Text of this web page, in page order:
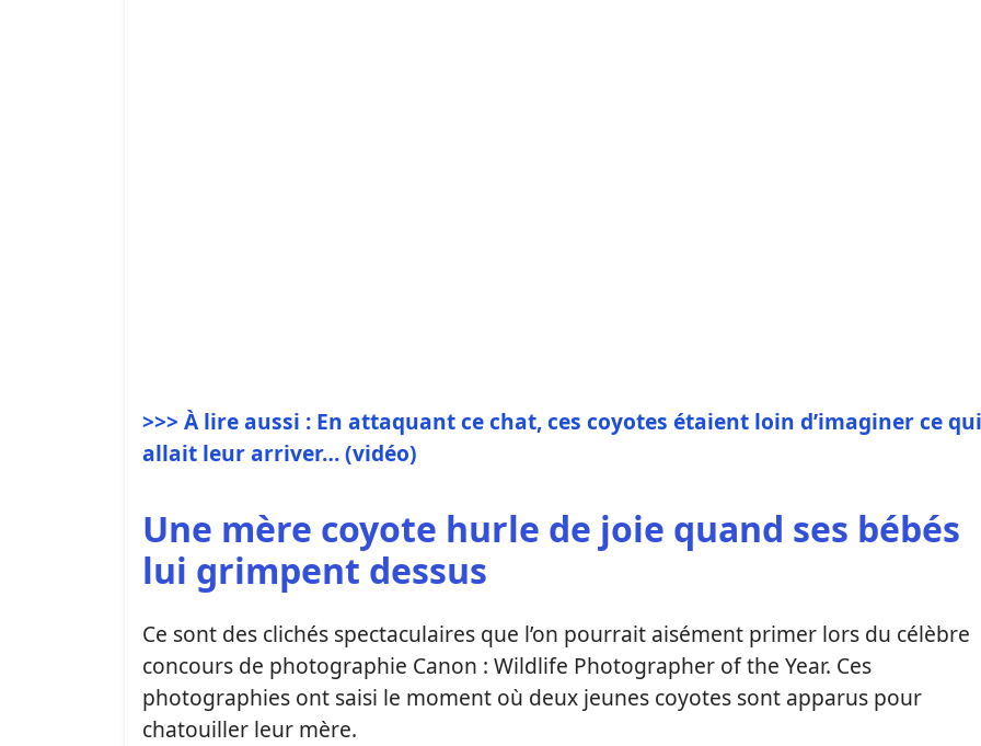
>>> À lire aussi : En attaquant ce chat, ces coyotes étaient loin d’imaginer ce qui
allait leur arriver… (vidéo)
Une mère coyote hurle de joie quand ses bébés
lui grimpent dessus
Ce sont des clichés spectaculaires que l’on pourrait aisément primer lors du célèbre
concours de photographie Canon : Wildlife Photographer of the Year. Ces
photographies ont saisi le moment où deux jeunes coyotes sont apparus pour
chatouiller leur mère.